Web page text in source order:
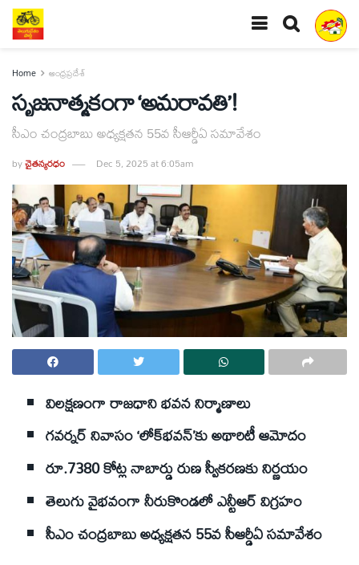
Home ఆంధ్రప్రదేశ్
సృజనాత్మకంగా ‘అమరావతి’!
సీఎం చంద్రబాబు అధ్యక్షతన 55వ సీఆర్డీఏ సమావేశం
byచైతన్యరధం Dec 5, 2025 at 6:05am
విలక్షణంగా రాజధాని భవన నిర్మాణాలు
గవర్నర్‌ నివాసం ‘లోక్‌భవన్‌’కు అథారిటీ ఆమోదం
రూ.7380 కోట్ల నాబార్డు రుణ స్వీకరణకు నిర్ణయం
తెలుగు వైభవంగా నీరుకొండలో ఎన్టీఆర్‌ విగ్రహం
సీఎం చంద్రబాబు అధ్యక్షతన 55వ సీఆర్డీఏ సమావేశం